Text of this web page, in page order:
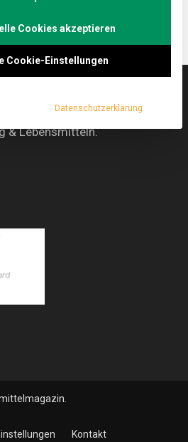
(.de) ist das Online-
& Lebensmitteln.
Kontakt
Cookies akzeptieren
Cookie-Einstellungen
Datenschutzerklärung